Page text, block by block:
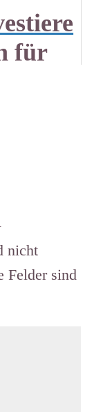
für
nicht
Felder sind